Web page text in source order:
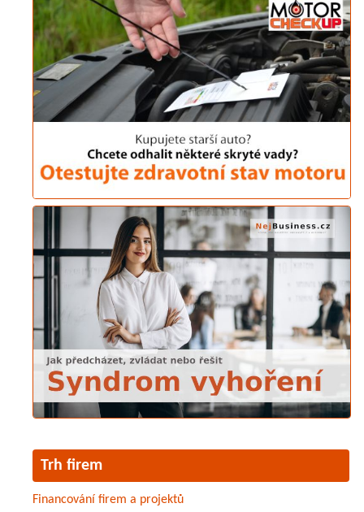
Trh firem
Financování firem a projektů